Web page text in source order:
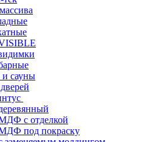
и сауны
с отделкой
под покраску